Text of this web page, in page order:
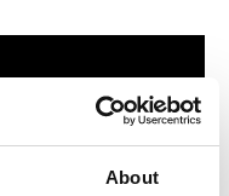
About